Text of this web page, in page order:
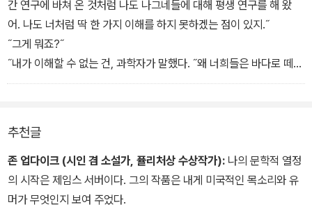
간 연구에 바쳐 온 것처럼 나도 나그네들에 대해 평생 연구를 해 왔
어. 나도 너처럼 딱 한 가지 이해를 하지 못하겠는 점이 있지.˝
˝그게 뭐죠?˝
˝내가 이해할 수 없는 건, 과학자가 말했다. ˝왜 너희들은 바다로 떼
를 지어 몰려가서는 물에 빠져 죽는 거지?˝
거죠?
추천글
존 업다이크 (시인 겸 소설가, 퓰리처상 수상작가): 나의 문학적 열정
의 시작은 제임스 서버이다. 그의 작품은 내게 미국적인 목소리와 유
머가 무엇인지 보여 주었다.